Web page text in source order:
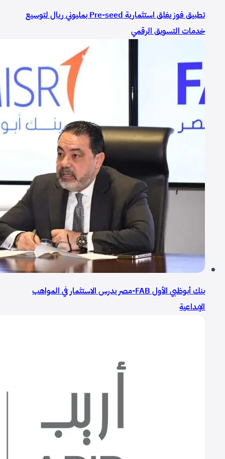
تطبيق فوز يغلق استثمارية Pre-seed بمليوني ريال لتوسيع
خدمات التسويق الرقمي
بنك أبوظبي الأول FAB-مصر يدرس الاستثمار في المواهب
الإبداعية